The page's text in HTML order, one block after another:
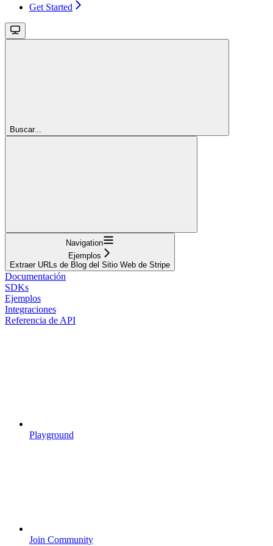
Get Started
Buscar...
Navigation
Ejemplos
Extraer URLs de Blog del Sitio Web de Stripe
Documentación
SDKs
Ejemplos
Integraciones
Referencia de API
Playground
Join Community